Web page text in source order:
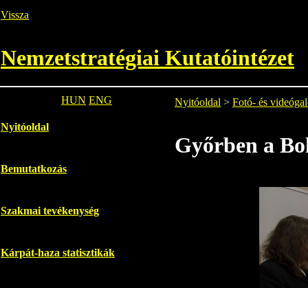
Vissza
Nemzetstratégiai Kutatóintézet
HUN ENG
Nyitóoldal
Bemutatkozás
Szakmai tevékenység
Kárpát-haza statisztikák
Nyitóoldal > Fotó- és
Győrben a